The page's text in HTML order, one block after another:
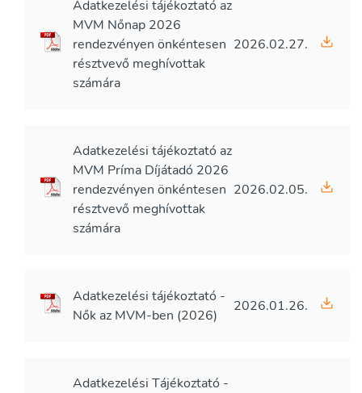
Adatkezelési tájékoztató az
MVM Nőnap 2026
rendezvényen önkéntesen
résztvevő meghívottak
számára
2026.02.27.
Adatkezelési tájékoztató az
MVM Príma Díjátadó 2026
rendezvényen önkéntesen
résztvevő meghívottak
számára
2026.02.05.
Adatkezelési tájékoztató -
Nők az MVM-ben (2026)
2026.01.26.
Adatkezelési Tájékoztató -